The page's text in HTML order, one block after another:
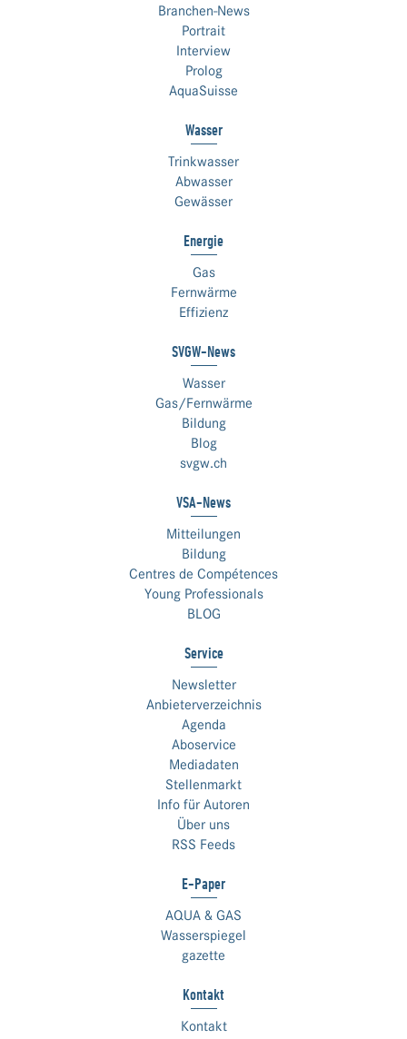
Branchen-News
Portrait
Interview
Prolog
AquaSuisse
Wasser
Trinkwasser
Abwasser
Gewässer
Energie
Gas
Fernwärme
Effizienz
SVGW-News
Wasser
Gas/Fernwärme
Bildung
Blog
svgw.ch
VSA-News
Mitteilungen
Bildung
Centres de Compétences
Young Professionals
BLOG
Service
Newsletter
Anbieterverzeichnis
Agenda
Aboservice
Mediadaten
Stellenmarkt
Info für Autoren
Über uns
RSS Feeds
E-Paper
AQUA & GAS
Wasserspiegel
gazette
Kontakt
Kontakt